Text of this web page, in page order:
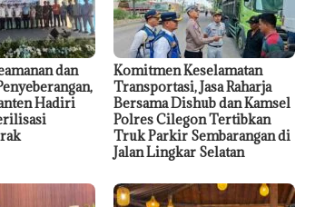
dan
Hadiri
Komitmen Keselamatan
Transportasi, Jasa Raharja
Bersama Dishub dan Kamsel
Polres Cilegon Tertibkan
Truk Parkir Sembarangan di
Jalan Lingkar Selatan